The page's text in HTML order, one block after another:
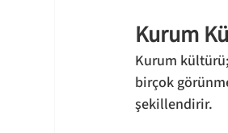
Kurum
Kurum
birçok
şekillendirir.